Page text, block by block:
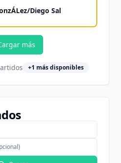
/Diego Sal
más
+1 más disponibles